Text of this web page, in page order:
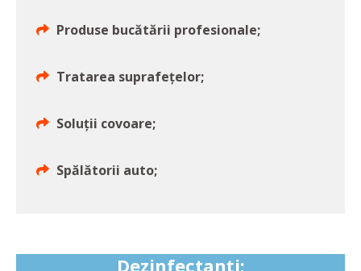
Produse bucătării profesionale;
Tratarea suprafețelor;
Soluții covoare;
Spălătorii auto;
Dezinfectanți: